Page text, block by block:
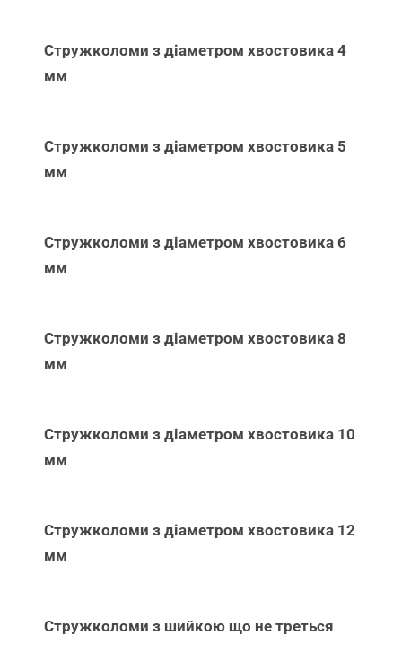
Стружколоми з діаметром хвостовика 4
мм
Стружколоми з діаметром хвостовика 5
мм
Стружколоми з діаметром хвостовика 6
мм
Стружколоми з діаметром хвостовика 8
мм
Стружколоми з діаметром хвостовика 10
мм
Стружколоми з діаметром хвостовика 12
мм
Стружколоми з шийкою що не треться